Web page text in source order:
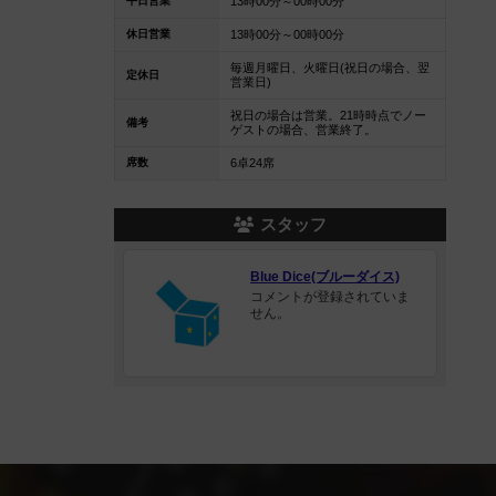
休日営業 13時00分～00時00分
定休日
毎週月曜日、火曜日(祝日の場合、翌
営業日)
備考
祝日の場合は営業。21時時点でノー
ゲストの場合、営業終了。
席数 6卓24席
スタッフ
Blue Dice(ブルーダイス)
コメントが登録されていま
せん。